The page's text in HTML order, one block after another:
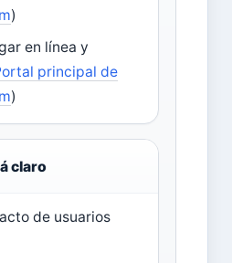
)
en línea y
principal de
)
claro
de usuarios